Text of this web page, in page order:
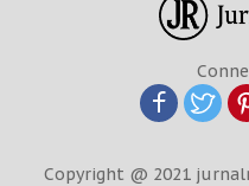
Copyright @ 2021